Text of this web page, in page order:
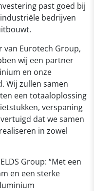
past goed bij
bedrijven
van Eurotech Group,
wij een partner
en onze
Wij zullen samen
een totaaloplossing
verspaning
dat we samen
in zowel
Group: “Met een
en een sterke